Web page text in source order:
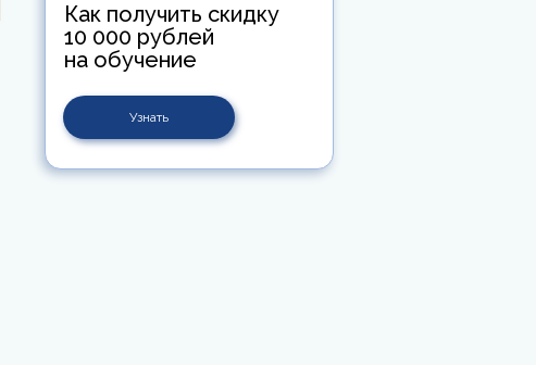
Как получить скидку
10 000 рублей
на обучение
Узнать